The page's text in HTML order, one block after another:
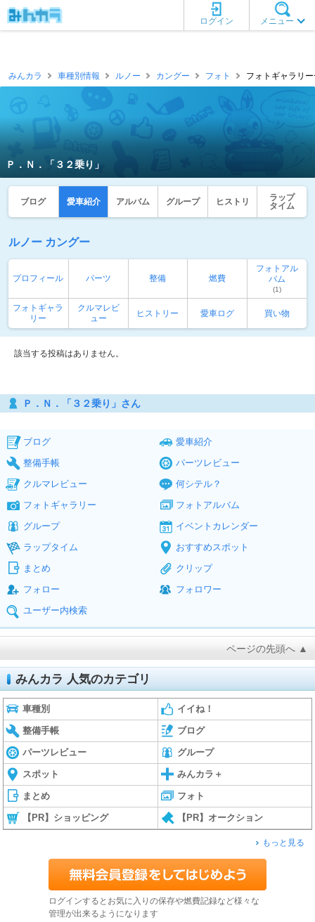
メニュー
ログイン
みんカラ 車種別情報 ルノー カングー フォト フォトギャラリ
Ｐ．Ｎ．「３２乗り」
ブログ 愛車紹介 アルバム グループ ヒストリ
ラップ
タイム
ルノー カングー
プロフィール パーツ 整備 燃費
フォトアル
バム
(1)
フォトギャラ
リー
クルマレビ
ュー
ヒストリー 愛車ログ 買い物
該当する投稿はありません。
Ｐ．Ｎ．「３２乗り」さん
ブログ
愛車紹介
整備手帳
パーツレビュー
クルマレビュー
何シテル？
フォトギャラリー
フォトアルバム
グループ
イベントカレンダー
ラップタイム
おすすめスポット
まとめ
クリップ
フォロー
フォロワー
ユーザー内検索
ページの先頭へ ▲
みんカラ 人気のカテゴリ
車種別 イイね！
整備手帳 ブログ
パーツレビュー グループ
スポット みんカラ＋
まとめ フォト
【PR】ショッピング 【PR】オークション
もっと見る
ログインするとお気に入りの保存や燃費記録など様々な
管理が出来るようになります